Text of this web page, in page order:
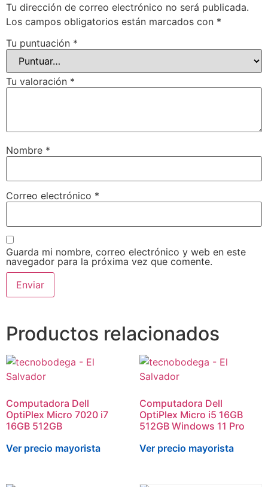
Tu dirección de correo electrónico no será publicada.
Los campos obligatorios están marcados con *
Tu puntuación *
Tu valoración *
Nombre *
Correo electrónico *
Guarda mi nombre, correo electrónico y web en este
navegador para la próxima vez que comente.
Productos relacionados
Computadora Dell
OptiPlex Micro 7020 i7
16GB 512GB
Ver precio mayorista
Computadora Dell
OptiPlex Micro i5 16GB
512GB Windows 11 Pro
Ver precio mayorista